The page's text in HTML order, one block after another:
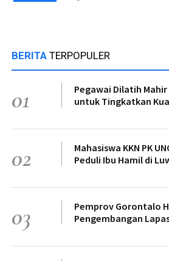
BERITA TERPOPULER
01
Pegawai Dilatih
untuk Tingkatkan
02
Mahasiswa KKN PK
Peduli Ibu Hamil di
03
Pemprov Gorontalo
Pengembangan